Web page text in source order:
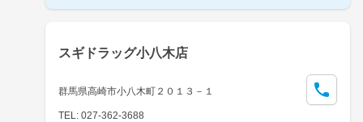
スギドラッグ小八木店
群馬県高崎市小八木町２０１３－１
TEL: 027-362-3688